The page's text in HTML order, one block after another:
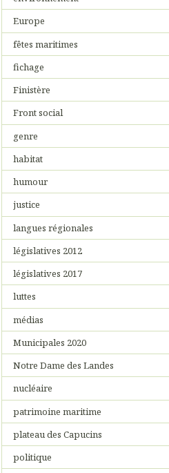
Europe
fêtes maritimes
fichage
Finistère
Front social
genre
habitat
humour
justice
langues régionales
législatives 2012
législatives 2017
luttes
médias
Municipales 2020
Notre Dame des Landes
nucléaire
patrimoine maritime
plateau des Capucins
politique